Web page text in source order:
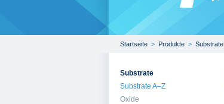
Startseite > Produkte > Substrate
Substrate
Substrate A–Z
Oxide